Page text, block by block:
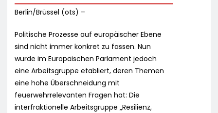
Berlin/Brüssel (ots) –
Politische Prozesse auf europäischer Ebene
sind nicht immer konkret zu fassen. Nun
wurde im Europäischen Parlament jedoch
eine Arbeitsgruppe etabliert, deren Themen
eine hohe Überschneidung mit
feuerwehrrelevanten Fragen hat: Die
interfraktionelle Arbeitsgruppe „Resilienz,